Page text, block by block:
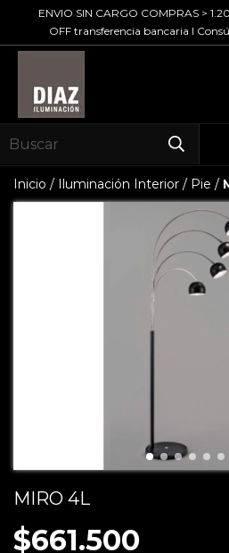
ENVIO SIN CARGO COMPRAS >
OFF transferencia bancaria I
Inicio / Iluminación Interior / Pie /
MIRO 4L
$661.500